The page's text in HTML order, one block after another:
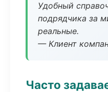
Удобный
подрядчика за
реальные.
— Клиент
Часто